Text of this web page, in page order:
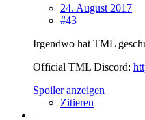
24. August 2017
#43
Irgendwo hat TML
Official TML Discord:
Spoiler anzeigen
Zitieren